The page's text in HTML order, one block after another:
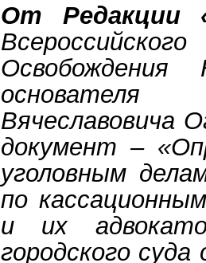
От Редакции
основателя
Вячеславовича
документ –
уголовным
по
и их
городского